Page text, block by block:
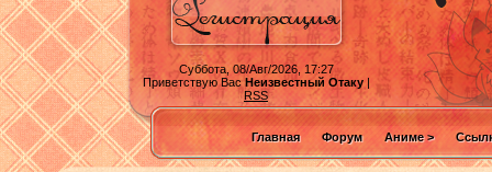
Суббота, 08/Авг/2026, 17:27
Приветствую ВасНеизвестный Отаку|
RSS
Главная Форум Аниме >